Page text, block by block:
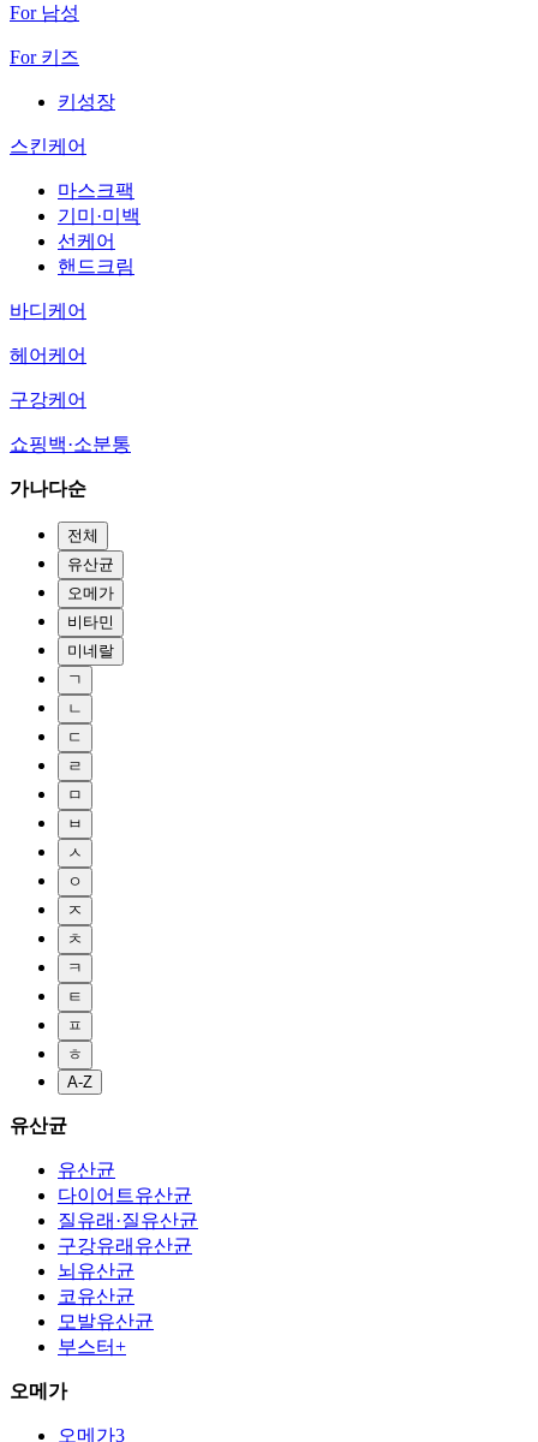
For 남성
For 키즈
키성장
스킨케어
마스크팩
기미·미백
선케어
핸드크림
바디케어
헤어케어
구강케어
쇼핑백·소분통
가나다순
전체
유산균
오메가
비타민
미네랄
ㄱ
ㄴ
ㄷ
ㄹ
ㅁ
ㅂ
ㅅ
ㅇ
ㅈ
ㅊ
ㅋ
ㅌ
ㅍ
ㅎ
A-Z
유산균
유산균
다이어트유산균
질유래·질유산균
구강유래유산균
뇌유산균
코유산균
모발유산균
부스터+
오메가
오메가3